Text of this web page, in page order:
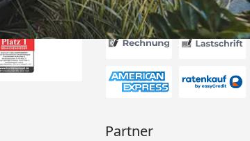
Akzeptierte
Partner